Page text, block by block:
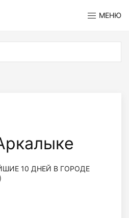
МЕНЮ
10 ДНЕЙ В ГОРОДЕ